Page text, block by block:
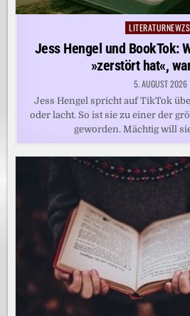
Posted
in
LITERATURNEWZS
Jess Hengel und BookTok:
»zerstört hat«,
5. AUGUST 2026
Jess Hengel spricht auf TikTok
oder lacht. So ist sie zu einer der
geworden. Mächtig will